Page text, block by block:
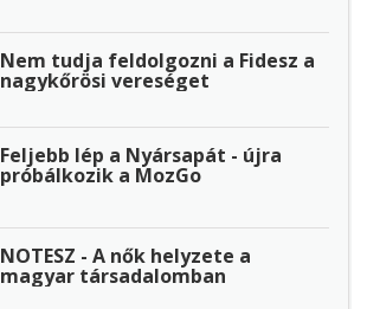
Nem tudja feldolgozni a Fidesz a
nagykőrösi vereséget
Feljebb lép a Nyársapát - újra
próbálkozik a MozGo
NOTESZ - A nők helyzete a
magyar társadalomban